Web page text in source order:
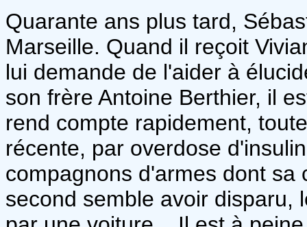
Quarante ans plus tard,
Marseille. Quand il reçoit
lui demande de l'aider à
son frère Antoine Berthier, il
rend compte rapidement,
récente, par overdose
compagnons d'armes dont sa
second semble avoir disparu,